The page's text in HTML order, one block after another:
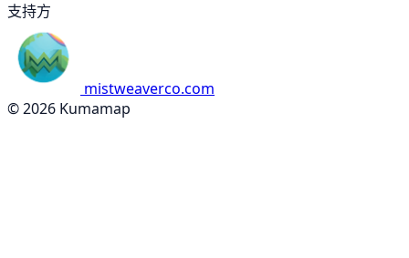
支持方
mistweaverco.com
© 2026 Kumamap